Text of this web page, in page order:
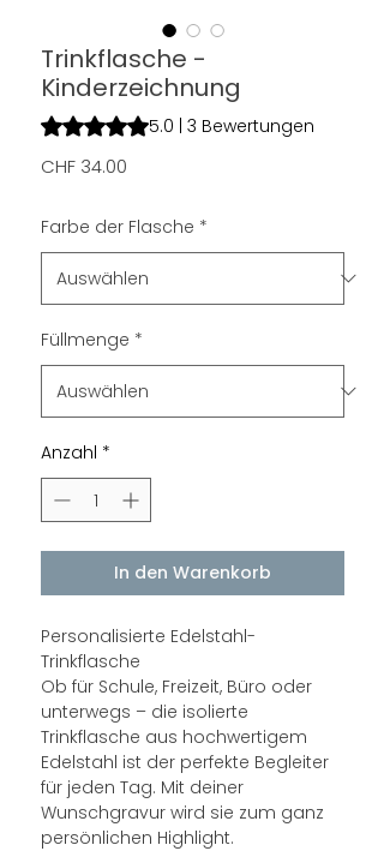
Trinkflasche -
Kinderzeichnung
Das Rating beträgt 5.0 von fünf
5.0 | 3 Bewertungen
CHF 34.00
Farbe der Flasche *
Füllmenge *
Anzahl *
In den Warenkorb
Personalisierte Edelstahl-
Trinkflasche
Ob für Schule, Freizeit, Büro oder
unterwegs – die isolierte
Trinkflasche aus hochwertigem
Edelstahl ist der perfekte Begleiter
für jeden Tag. Mit deiner
Wunschgravur wird sie zum ganz
persönlichen Highlight.